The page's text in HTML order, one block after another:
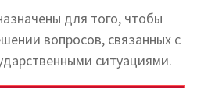
для того, чтобы
вопросов, связанных с
ситуациями.